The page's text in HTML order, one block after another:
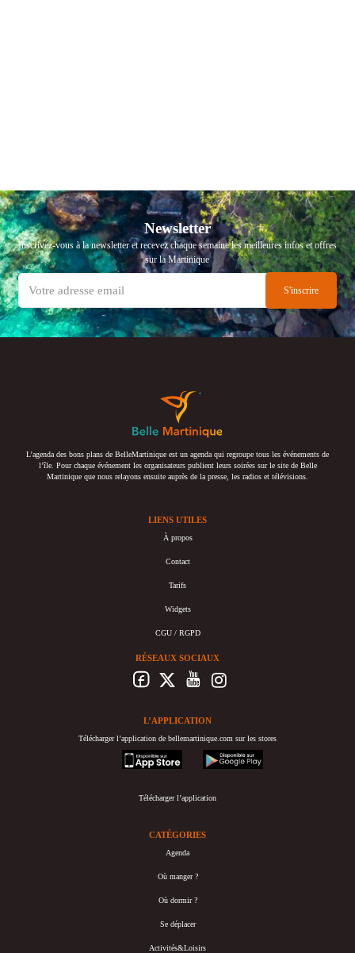
Newsletter
Inscrivez-vous à la newsletter et recevez chaque semaine les meilleures infos et offres
sur la Martinique
L’agenda des bons plans de BelleMartinique est un agenda qui regroupe tous les événements de
l’île. Pour chaque événement les organisateurs publient leurs soirées sur le site de Belle
Martinique que nous relayons ensuite auprès de la presse, les radios et télévisions.
LIENS UTILES
À propos
Contact
Tarifs
Widgets
CGU / RGPD
RÉSEAUX SOCIAUX
L’APPLICATION
Télécharger l’application de bellemartinique.com sur les stores
appstore
googleplay
Télécharger l’application
CATÉGORIES
Agenda
Où manger ?
Où dormir ?
Se déplacer
Activités&Loisirs